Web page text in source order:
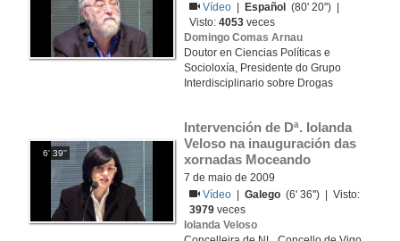
Vídeo
Español
(80' 20'') |
Visto:4053 veces
Domingo Comas Arnau
Doutor en Ciencias Políticas e
Socioloxía, Presidente do Grupo
Interdisciplinario sobre Drogas
6' 39''
Intervención de Dª. Iolanda
Veloso na inauguración das
xornadas Moceando
7 de maio de 2009
Vídeo
|Galego (6' 36'') | Visto:
3979 veces
Iolanda Veloso